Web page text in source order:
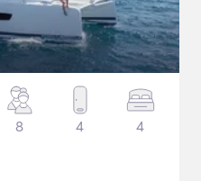
8 4 4